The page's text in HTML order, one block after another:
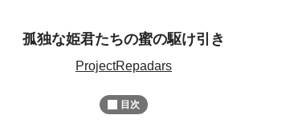
/
L
a
d
:
孤独な姫君たちの蜜の駆け引き
ProjectRepadars
目次